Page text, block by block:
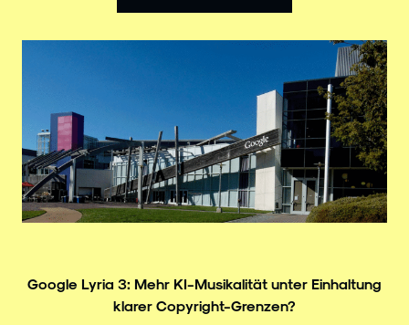
Google Lyria 3: Mehr KI-Musikalität unter Einhaltung
klarer Copyright-Grenzen?